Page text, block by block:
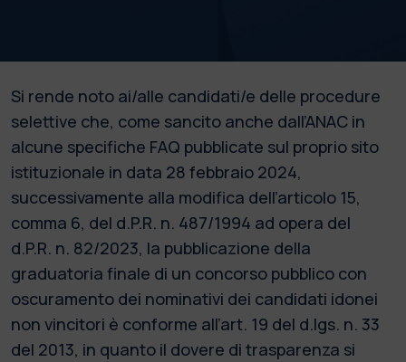
Si rende noto ai/alle candidati/e delle procedure
selettive che, come sancito anche dall’ANAC in
alcune specifiche FAQ pubblicate sul proprio sito
istituzionale in data 28 febbraio 2024,
successivamente alla modifica dell’articolo 15,
comma 6, del d.P.R. n. 487/1994 ad opera del
d.P.R. n. 82/2023, la pubblicazione della
graduatoria finale di un concorso pubblico con
oscuramento dei nominativi dei candidati idonei
non vincitori è conforme all’art. 19 del d.lgs. n. 33
del 2013, in quanto il dovere di trasparenza si